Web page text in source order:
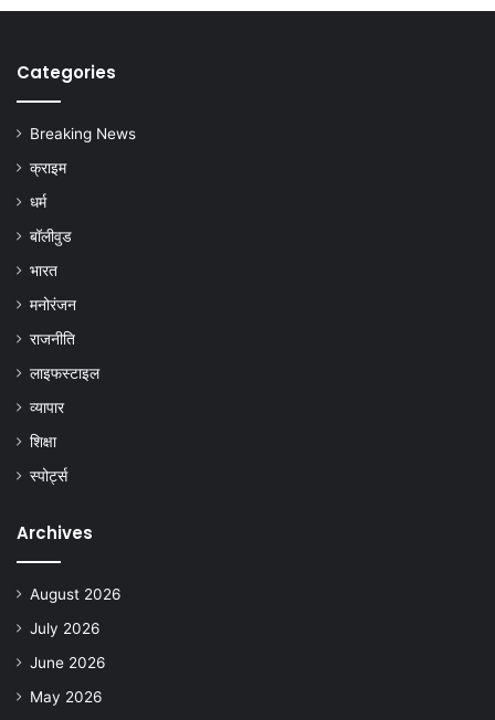
Categories
Breaking News
क्राइम
धर्म
बॉलीवुड
भारत
मनोरंजन
राजनीति
लाइफस्टाइल
व्यापार
शिक्षा
स्पोर्ट्स
Archives
August 2026
July 2026
June 2026
May 2026